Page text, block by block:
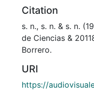
Citation
s. n., s. n. & s. n.
de Ciencias &
Borrero.
URI
https://